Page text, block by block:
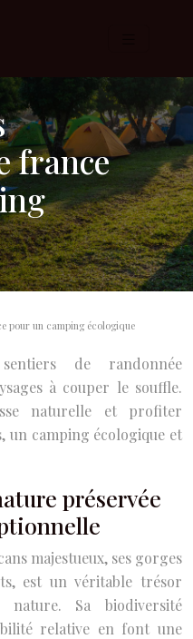
france
pour un camping écologique
de randonnée
à couper le souffle.
naturelle et profiter
un camping écologique et
préservée
majestueux, ses gorges
est un véritable trésor
Sa biodiversité
relative en font une